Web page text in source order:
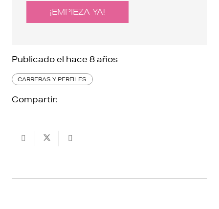
¡EMPIEZA YA!
Publicado el hace 8 años
CARRERAS Y PERFILES
Compartir: